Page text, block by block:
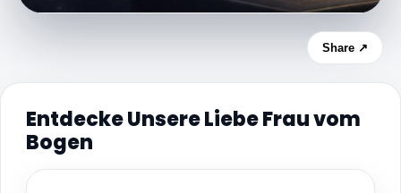
Share ↗
Entdecke Unsere Liebe Frau vom
Bogen